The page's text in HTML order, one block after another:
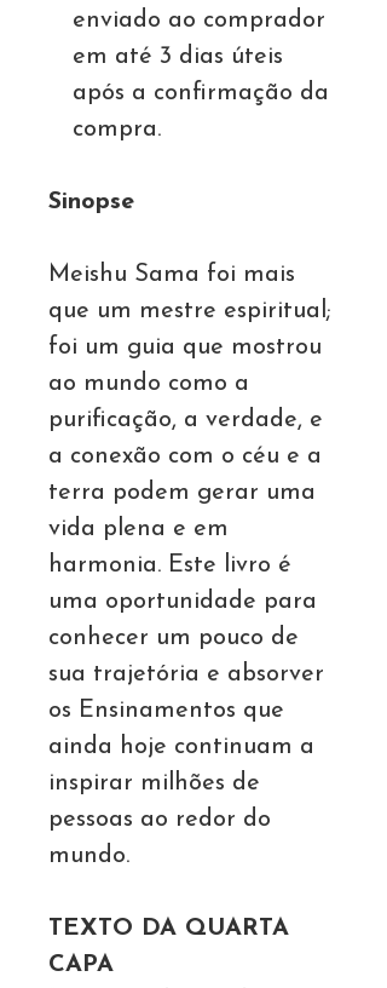
enviado ao comprador
em até 3 dias úteis
após a confirmação da
compra.
Sinopse
Meishu Sama foi mais
que um mestre espiritual;
foi um guia que mostrou
ao mundo como a
purificação, a verdade, e
a conexão com o céu e a
terra podem gerar uma
vida plena e em
harmonia. Este livro é
uma oportunidade para
conhecer um pouco de
sua trajetória e absorver
os Ensinamentos que
ainda hoje continuam a
inspirar milhões de
pessoas ao redor do
mundo.
TEXTO DA QUARTA
CAPA